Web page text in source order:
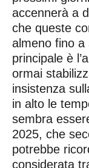
accennerà a
che queste
almeno fino a
principale è
ormai
insistenza
in alto le
sembra
2025, che
potrebbe
considerata